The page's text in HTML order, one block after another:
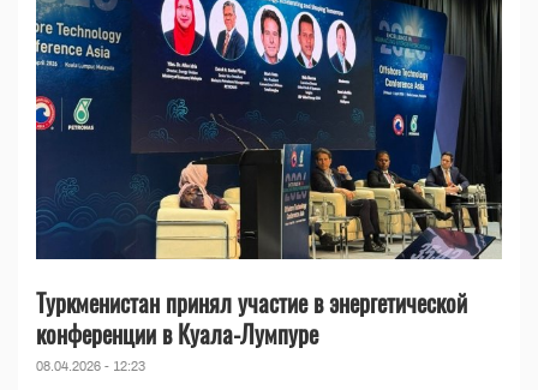
Туркменистан принял участие в энергетической
конференции в Куала-Лумпуре
08.04.2026 - 12:23